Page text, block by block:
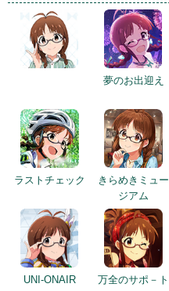
夢のお出迎え
ラストチェック
きらめきミュー
ジアム
UNI-ONAIR 万全のサポ－ト